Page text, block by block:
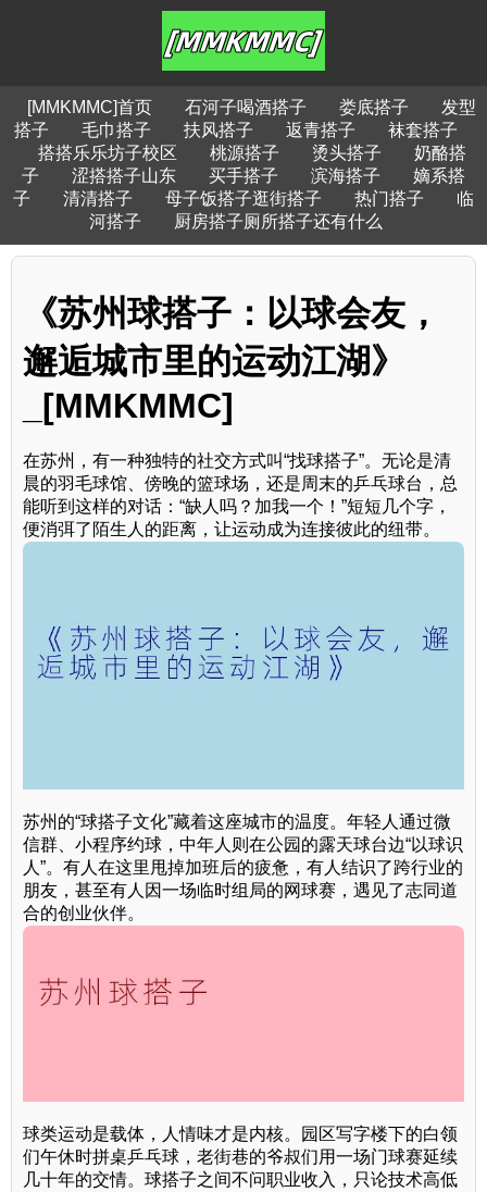
[MMKMMC]首页 石河子喝酒搭子 娄底搭子
发型
搭子
毛巾搭子 扶风搭子 返青搭子
袜套搭子
搭搭乐乐坊子校区
桃源搭子 烫头搭子
奶酪搭
子
涩搭搭子山东 买手搭子 滨海搭子
嫡系搭
子
清清搭子 母子饭搭子逛街搭子 热门搭子
临
河搭子
厨房搭子厕所搭子还有什么
《苏州球搭子：以球会友，
邂逅城市里的运动江湖》
_[MMKMMC]
在苏州，有一种独特的社交方式叫“找球搭子”。无论是清
晨的羽毛球馆、傍晚的篮球场，还是周末的乒乓球台，总
能听到这样的对话：“缺人吗？加我一个！”短短几个字，
便消弭了陌生人的距离，让运动成为连接彼此的纽带。
苏州的“球搭子文化”藏着这座城市的温度。年轻人通过微
信群、小程序约球，中年人则在公园的露天球台边“以球识
人”。有人在这里甩掉加班后的疲惫，有人结识了跨行业的
朋友，甚至有人因一场临时组局的网球赛，遇见了志同道
合的创业伙伴。
球类运动是载体，人情味才是内核。园区写字楼下的白领
们午休时拼桌乒乓球，老街巷的爷叔们用一场门球赛延续
几十年的交情。球搭子之间不问职业收入，只论技术高低